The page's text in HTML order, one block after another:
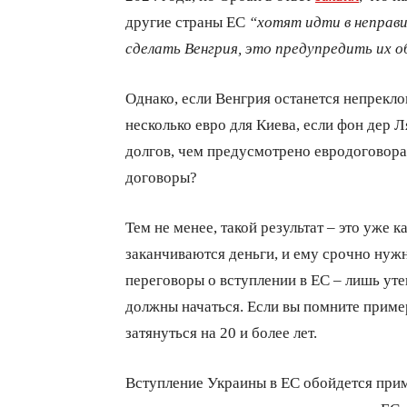
другие страны ЕС “хотят идти в
сделать Венгрия, это предупредить их
Однако, если Венгрия останется
несколько евро для Киева, если фон дер
долгов, чем предусмотрено
договоры?
Тем не менее, такой результат – это уже
заканчиваются деньги, и ему срочно
переговоры о вступлении в ЕС – лишь
должны начаться. Если вы помните
затянуться на 20 и более лет.
Вступление Украины в ЕС обойдется